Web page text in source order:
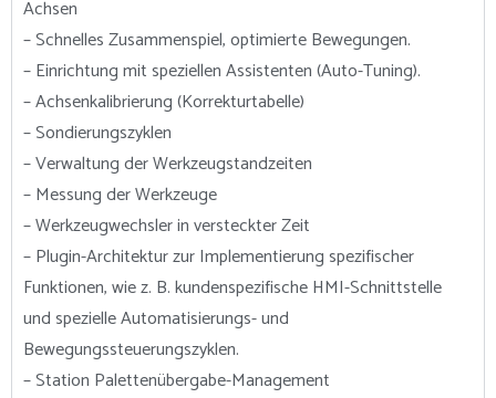
Achsen
– Schnelles Zusammenspiel, optimierte Bewegungen.
– Einrichtung mit speziellen Assistenten (Auto-Tuning).
– Achsenkalibrierung (Korrekturtabelle)
– Sondierungszyklen
– Verwaltung der Werkzeugstandzeiten
– Messung der Werkzeuge
– Werkzeugwechsler in versteckter Zeit
– Plugin-Architektur zur Implementierung spezifischer
Funktionen, wie z. B. kundenspezifische HMI-Schnittstelle
und spezielle Automatisierungs- und
Bewegungssteuerungszyklen.
– Station Palettenübergabe-Management